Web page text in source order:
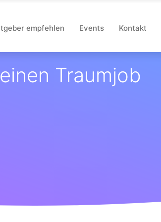
empfehlen Events Kontakt
Traumjob